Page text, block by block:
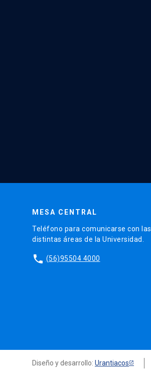
MESA CENTRAL
Teléfono para comunicarse con las
distintas áreas de la Universidad.
phone (56)95504 4000
Diseño y desarrollo: Urantiacos